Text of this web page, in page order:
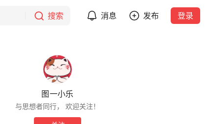
搜索 消息 发布 登录
图一小乐
与思想者同行， 欢迎关注！